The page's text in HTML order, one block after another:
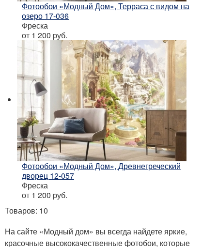
Фотообои «Модный Дом», Терраса с видом на
озеро 17-036
Фреска
от 1 200 руб.
Фотообои «Модный Дом», Древнегреческий
дворец 12-057
Фреска
от 1 200 руб.
Товаров: 10
На сайте «Модный дом» вы всегда найдете яркие,
красочные высококачественные фотобои, которые